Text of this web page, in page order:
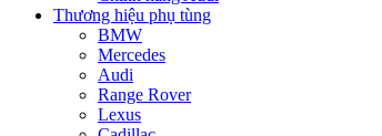
Thương hiệu phụ tùng
BMW
Mercedes
Audi
Range Rover
Lexus